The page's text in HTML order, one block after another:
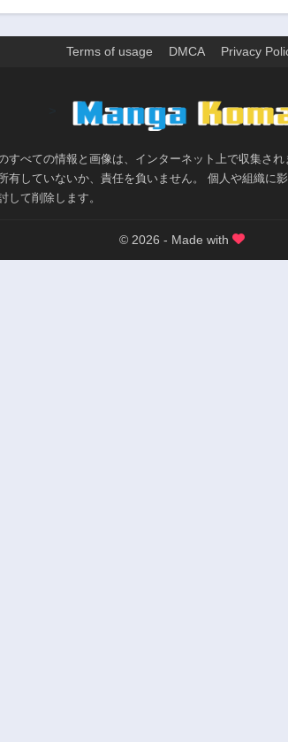
Terms of usage DMCA Privacy
すべての情報と画像は、インターネット上で収集さ
有していないか、責任を負いません。 個人や組織に
して削除します。
© 2026 - Made with